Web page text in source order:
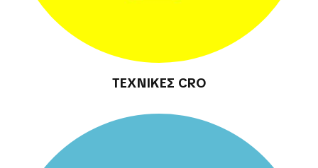
ΤΕΧΝΙΚΕΣ CRO